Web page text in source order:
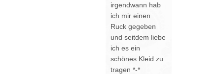
irgendwann hab
ich mir einen
Ruck gegeben
und seitdem liebe
ich es ein
schönes Kleid zu
tragen *-*